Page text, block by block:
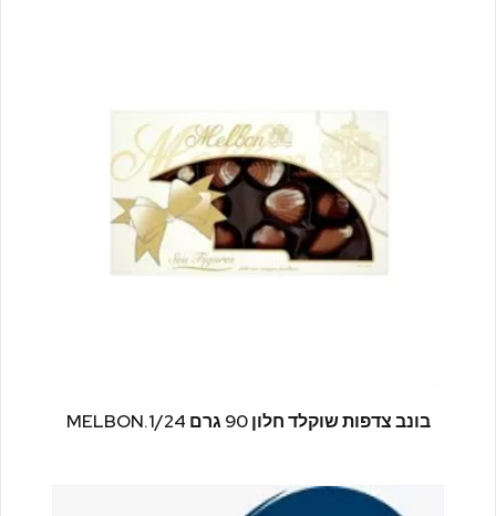
MELBON.בונב צדפות שוקלד חלון 90 גרם 1/24